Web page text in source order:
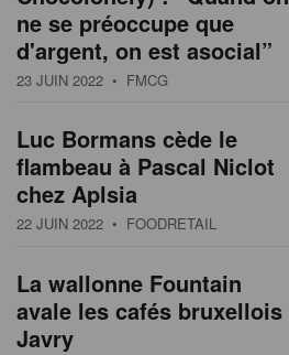
ne se préoccupe que
d'argent, on est asocial”
23 JUIN 2022 • FMCG
Luc Bormans cède le
flambeau à Pascal Niclot
chez Aplsia
22 JUIN 2022 • FOODRETAIL
La wallonne Fountain
avale les cafés bruxellois
Javry